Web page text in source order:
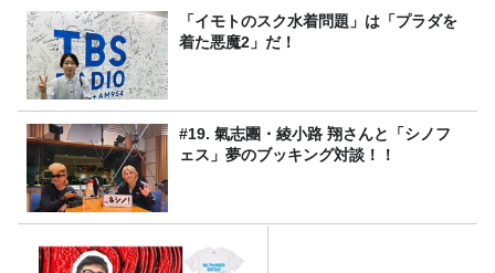
「イモトのスク水着問題」は「プラダを
着た悪魔2」だ！
#19. 氣志團・綾小路 翔さんと「シノフ
ェス」夢のブッキング対談！！